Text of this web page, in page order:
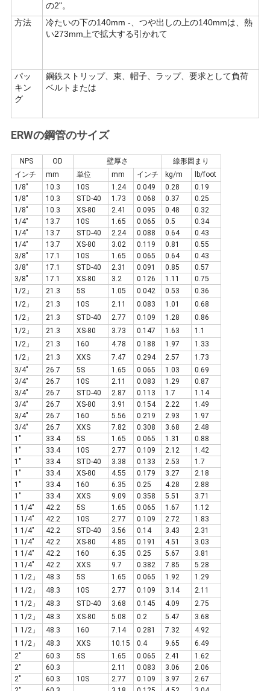
図
プ
ラ
イ
バ
シ
ー
ポ
リ
シ
ー
の2"。
方法
冷たいの下の140mm -、つや出しの上の140mmは、熱
い273mm上で拡大する引かれて
パッ
キン
グ
鋼鉄ストリップ、束、帽子、ラップ、要求として負荷
ベルトまたは
ERWの鋼管のサイズ
NPS OD 壁厚さ
線形固まり
インチ
mm 単位 mm インチ kg/m
lb/foot
1/8"
10.3 10S 1.24 0.049 0.28
0.19
1/8"
10.3 STD-40 1.73 0.068 0.37
0.25
1/8"
10.3 XS-80 2.41 0.095 0.48
0.32
1/4"
13.7 10S 1.65 0.065 0.5
0.34
1/4"
13.7 STD-40 2.24 0.088 0.64
0.43
1/4"
13.7 XS-80 3.02 0.119 0.81
0.55
3/8"
17.1 10S 1.65 0.065 0.64
0.43
3/8"
17.1 STD-40 2.31 0.091 0.85
0.57
3/8"
17.1 XS-80 3.2 0.126 1.11
0.75
1/2」
21.3 5S 1.05 0.042 0.53
0.36
1/2」
21.3 10S 2.11 0.083 1.01
0.68
1/2」
21.3 STD-40 2.77 0.109 1.28
0.86
1/2」
21.3 XS-80 3.73 0.147 1.63
1.1
1/2」
21.3 160 4.78 0.188 1.97
1.33
1/2」
21.3 XXS 7.47 0.294 2.57
1.73
3/4"
26.7 5S 1.65 0.065 1.03
0.69
3/4"
26.7 10S 2.11 0.083 1.29
0.87
3/4"
26.7 STD-40 2.87 0.113 1.7
1.14
3/4"
26.7 XS-80 3.91 0.154 2.22
1.49
3/4"
26.7 160 5.56 0.219 2.93
1.97
3/4"
26.7 XXS 7.82 0.308 3.68
2.48
1"
33.4 5S 1.65 0.065 1.31
0.88
1"
33.4 10S 2.77 0.109 2.12
1.42
1"
33.4 STD-40 3.38 0.133 2.53
1.7
1"
33.4 XS-80 4.55 0.179 3.27
2.18
1"
33.4 160 6.35 0.25 4.28
2.88
1"
33.4 XXS 9.09 0.358 5.51
3.71
1 1/4"
42.2 5S 1.65 0.065 1.67
1.12
1 1/4"
42.2 10S 2.77 0.109 2.72
1.83
1 1/4"
42.2 STD-40 3.56 0.14 3.43
2.31
1 1/4"
42.2 XS-80 4.85 0.191 4.51
3.03
1 1/4"
42.2 160 6.35 0.25 5.67
3.81
1 1/4"
42.2 XXS 9.7 0.382 7.85
5.28
1 1/2」
48.3 5S 1.65 0.065 1.92
1.29
1 1/2」
48.3 10S 2.77 0.109 3.14
2.11
1 1/2」
48.3 STD-40 3.68 0.145 4.09
2.75
1 1/2」
48.3 XS-80 5.08 0.2 5.47
3.68
1 1/2」
48.3 160 7.14 0.281 7.32
4.92
1 1/2」
48.3 XXS 10.15 0.4 9.65
6.49
2"
60.3 5S 1.65 0.065 2.41
1.62
2"
60.3 2.11 0.083 3.06
2.06
2"
60.3 10S 2.77 0.109 3.97
2.67